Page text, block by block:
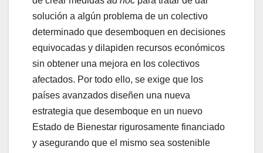
solución a algún problema de un colectivo
determinado que desemboquen en decisiones
equivocadas y dilapiden recursos económicos
sin obtener una mejora en los colectivos
afectados. Por todo ello, se exige que los
países avanzados diseñen una nueva
estrategia que desemboque en un nuevo
Estado de Bienestar rigurosamente financiado
y asegurando que el mismo sea sostenible